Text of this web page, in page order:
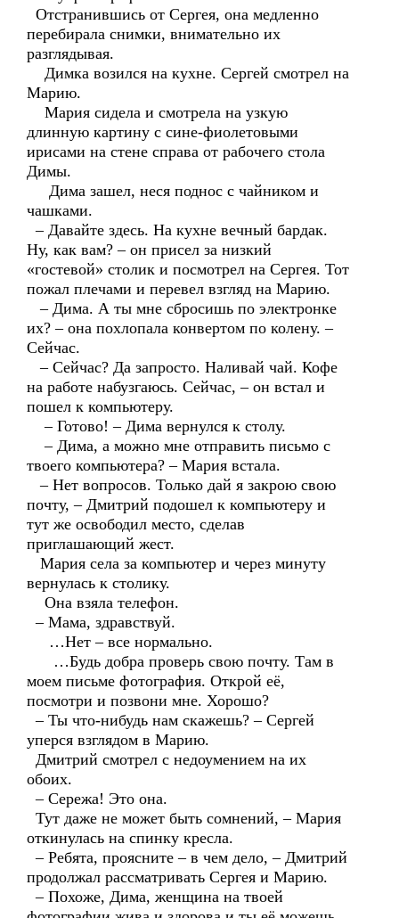
Отстранившись от Сергея, она медленно
перебирала снимки, внимательно их
разглядывая.
Димка возился на кухне. Сергей смотрел на
Марию.
Мария сидела и смотрела на узкую
длинную картину с сине-фиолетовыми
ирисами на стене справа от рабочего стола
Димы.
Дима зашел, неся поднос с чайником и
чашками.
– Давайте здесь. На кухне вечный бардак.
Ну, как вам? – он присел за низкий
«гостевой» столик и посмотрел на Сергея. Тот
пожал плечами и перевел взгляд на Марию.
– Дима. А ты мне сбросишь по электронке
их? – она похлопала конвертом по колену. –
Сейчас.
– Сейчас? Да запросто. Наливай чай. Кофе
на работе набузгаюсь. Сейчас, – он встал и
пошел к компьютеру.
– Готово! – Дима вернулся к столу.
– Дима, а можно мне отправить письмо с
твоего компьютера? – Мария встала.
– Нет вопросов. Только дай я закрою свою
почту, – Дмитрий подошел к компьютеру и
тут же освободил место, сделав
приглашающий жест.
Мария села за компьютер и через минуту
вернулась к столику.
Она взяла телефон.
– Мама, здравствуй.
…Нет – все нормально.
…Будь добра проверь свою почту. Там в
моем письме фотография. Открой её,
посмотри и позвони мне. Хорошо?
– Ты что-нибудь нам скажешь? – Сергей
уперся взглядом в Марию.
Дмитрий смотрел с недоумением на их
обоих.
– Сережа! Это она.
Тут даже не может быть сомнений, – Мария
откинулась на спинку кресла.
– Ребята, проясните – в чем дело, – Дмитрий
продолжал рассматривать Сергея и Марию.
– Похоже, Дима, женщина на твоей